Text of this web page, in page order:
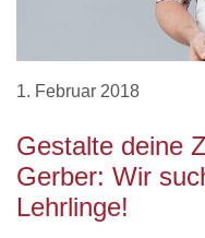
1. Februar 2018
Gestalte deine
Gerber: Wir
Lehrlinge!